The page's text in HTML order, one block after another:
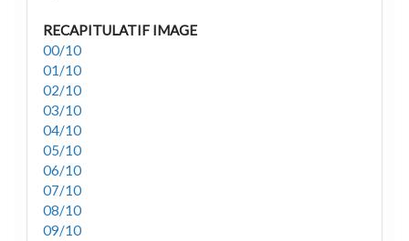
RECAPITULATIF IMAGE
00/10
01/10
02/10
03/10
04/10
05/10
06/10
07/10
08/10
09/10